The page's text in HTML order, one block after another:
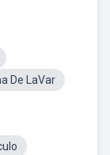
De LaVar